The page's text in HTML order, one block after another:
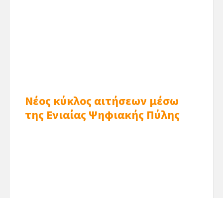
Νέος κύκλος αιτήσεων μέσω
της Ενιαίας Ψηφιακής Πύλης